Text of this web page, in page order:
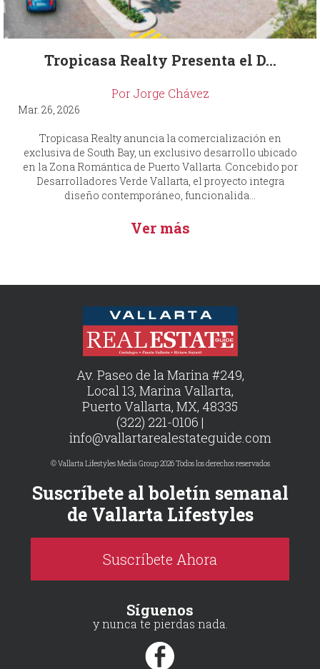
Tropicasa Realty Presenta el D...
Por Jorge Chávez
Mar. 26, 2026
Tropicasa Realty anuncia la comercialización en
exclusiva de South Bay, un exclusivo desarrollo ubicado
en la Zona Romántica de Puerto Vallarta. Concebido por
Desarrolladores Verde Vallarta, el proyecto integra
diseño contemporáneo, funcionalida...
Ver más
Av. Paseo de la Marina #249,
Local 13, Marina Vallarta,
Puerto Vallarta, MX, 48335
(322) 221-0106 |
info@vallartarealestateguide.com
© Vallarta Lifestyles Media Group 2026 Todos los derechos reservados
Suscríbete al boletín semanal
de Vallarta Lifestyles
Suscríbete Ahora
Síguenos
y nunca te pierdas nada.